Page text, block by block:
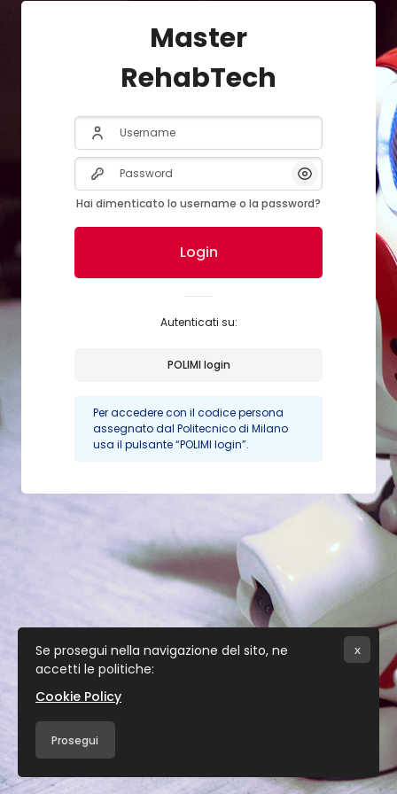
Vai al contenuto principale
Se prosegui nella navigazione del sito, ne
accetti le politiche:
Cookie Policy
Prosegui
x
Master
RehabTech
Username
Password
Visualizza/
Hai dimenticato lo username o la password?
Login
Autenticati su:
POLIMI login
Per accedere con il codice persona
assegnato dal Politecnico di Milano
usa il pulsante “POLIMI login”.
Informativa cookie